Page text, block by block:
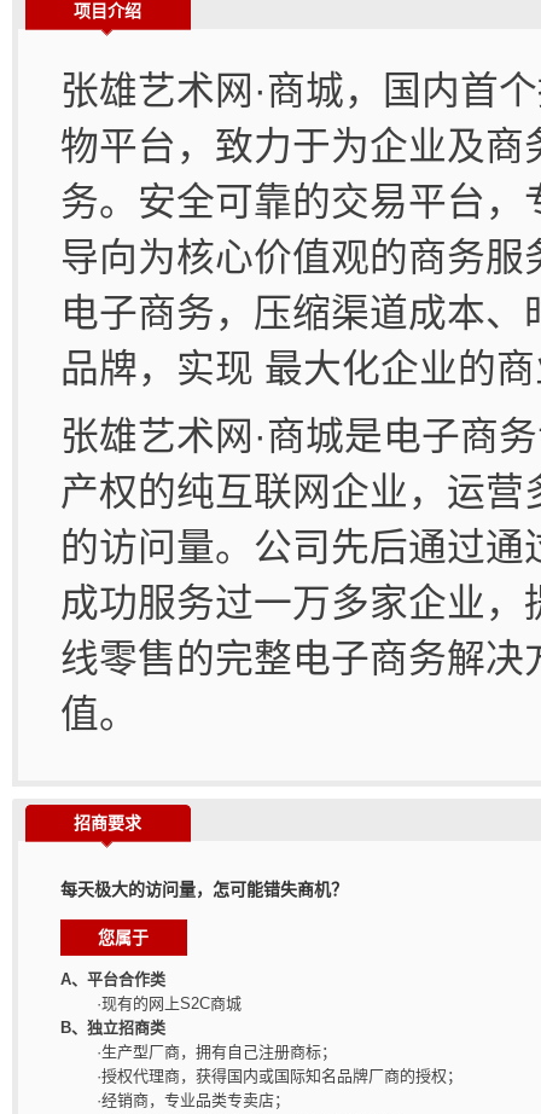
项目介绍
张雄艺术网·商城，国内首
物平台，致力于为企业及
务。安全可靠的交易平台
导向为核心价值观的商务
电子商务，压缩渠道成本
品牌，实现 最大化企业的
张雄艺术网·商城是电子商
产权的纯互联网企业，运
的访问量。公司先后通过
成功服务过一万多家企业
线零售的完整电子商务解
值。
招商要求
每天极大的访问量，怎可能错失商机？
您属于
A、平台合作类
·现有的网上S2C商城
B、独立招商类
·生产型厂商，拥有自己注册商标；
·授权代理商，获得国内或国际知名品牌厂商的授权；
·经销商，专业品类专卖店；